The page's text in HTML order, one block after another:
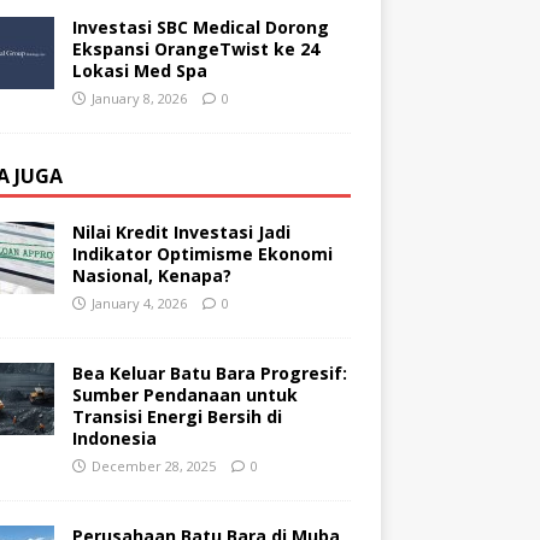
Investasi SBC Medical Dorong
Ekspansi OrangeTwist ke 24
Lokasi Med Spa
January 8, 2026 0
JUGA
Nilai Kredit Investasi Jadi
Indikator Optimisme Ekonomi
Nasional, Kenapa?
January 4, 2026 0
Bea Keluar Batu Bara Progresif:
Sumber Pendanaan untuk
Transisi Energi Bersih di
Indonesia
December 28, 2025 0
Perusahaan Batu Bara di Muba